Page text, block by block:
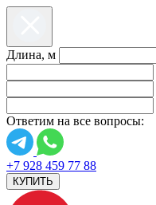
Длина, м
Ответим на все вопросы:
+7 928 459 77 88
КУПИТЬ